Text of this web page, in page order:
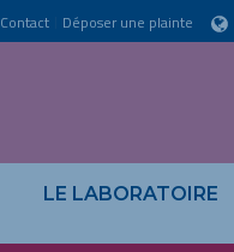
Contact Déposer une plainte
LE LABORATOIRE